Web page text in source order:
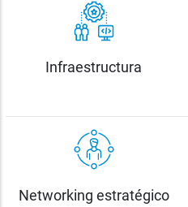
Infraestructura
Networking estratégico